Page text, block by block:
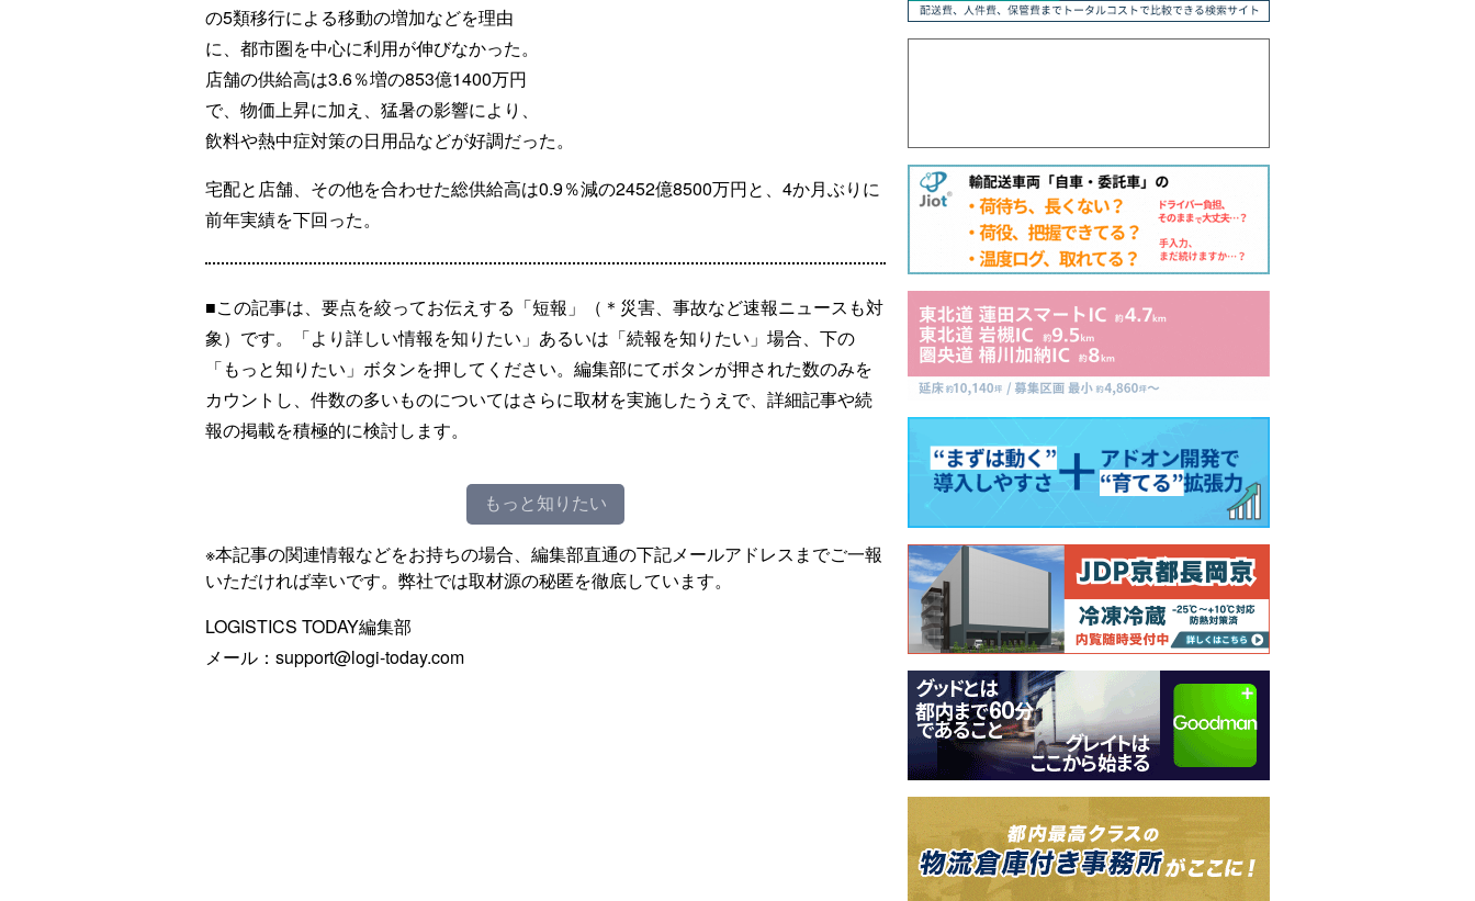
の5類移行による移動の増加などを理由
に、都市圏を中心に利用が伸びなかった。
店舗の供給高は3.6％増の853億1400万円
で、物価上昇に加え、猛暑の影響により、
飲料や熱中症対策の日用品などが好調だった。
宅配と店舗、その他を合わせた総供給高は0.9％減の2452億8500万円と、4か月ぶりに
前年実績を下回った。
■この記事は、要点を絞ってお伝えする「短報」（＊災害、事故など速報ニュースも対
象）です。「より詳しい情報を知りたい」あるいは「続報を知りたい」場合、下の
「もっと知りたい」ボタンを押してください。編集部にてボタンが押された数のみを
カウントし、件数の多いものについてはさらに取材を実施したうえで、詳細記事や続
報の掲載を積極的に検討します。
もっと知りたい
※本記事の関連情報などをお持ちの場合、編集部直通の下記メールアドレスまでご一報
いただければ幸いです。弊社では取材源の秘匿を徹底しています。
LOGISTICS TODAY編集部
メール：support@logi-today.com